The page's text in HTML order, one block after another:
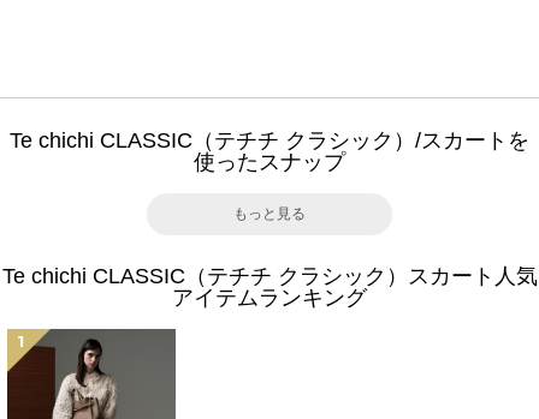
Te chichi CLASSIC（テチチ クラシック）/スカートを
使ったスナップ
もっと見る
Te chichi CLASSIC（テチチ クラシック）スカート人気
アイテムランキング
1